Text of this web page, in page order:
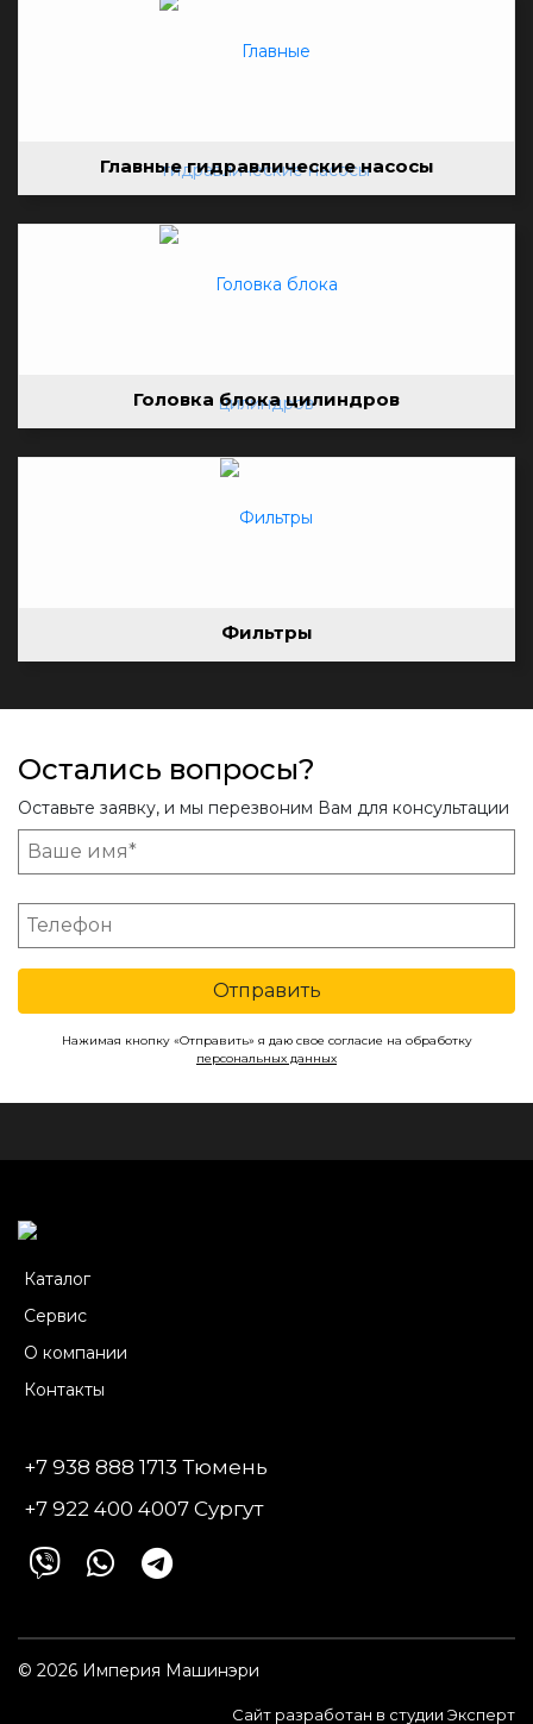
Главные гидравлические насосы
Головка блока цилиндров
Фильтры
Остались вопросы?
Оставьте заявку, и мы перезвоним Вам для консультации
Отправить
Нажимая кнопку «Отправить» я даю свое согласие на обработку
персональных данных
Каталог
Сервис
О компании
Контакты
+7 938 888 1713 Тюмень
+7 922 400 4007 Сургут
© 2026 Империя Машинэри
Сайт разработан в студии Эксперт